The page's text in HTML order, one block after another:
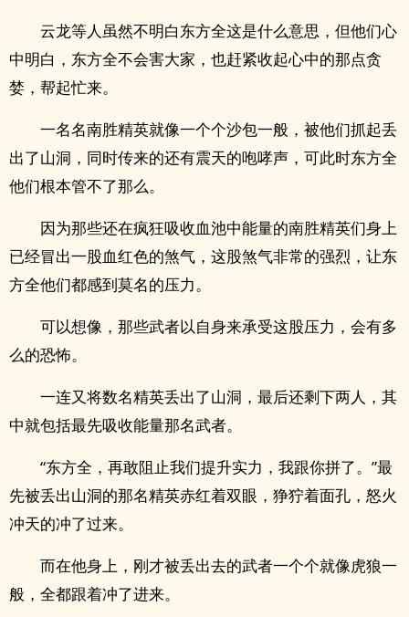
云龙等人虽然不明白东方全这是什么意思，但他们心
中明白，东方全不会害大家，也赶紧收起心中的那点贪
婪，帮起忙来。
一名名南胜精英就像一个个沙包一般，被他们抓起丢
出了山洞，同时传来的还有震天的咆哮声，可此时东方全
他们根本管不了那么。
因为那些还在疯狂吸收血池中能量的南胜精英们身上
已经冒出一股血红色的煞气，这股煞气非常的强烈，让东
方全他们都感到莫名的压力。
可以想像，那些武者以自身来承受这股压力，会有多
么的恐怖。
一连又将数名精英丢出了山洞，最后还剩下两人，其
中就包括最先吸收能量那名武者。
“东方全，再敢阻止我们提升实力，我跟你拼了。”最
先被丢出山洞的那名精英赤红着双眼，狰狞着面孔，怒火
冲天的冲了过来。
而在他身上，刚才被丢出去的武者一个个就像虎狼一
般，全都跟着冲了进来。